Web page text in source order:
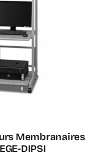
Membranaires
DIPSI